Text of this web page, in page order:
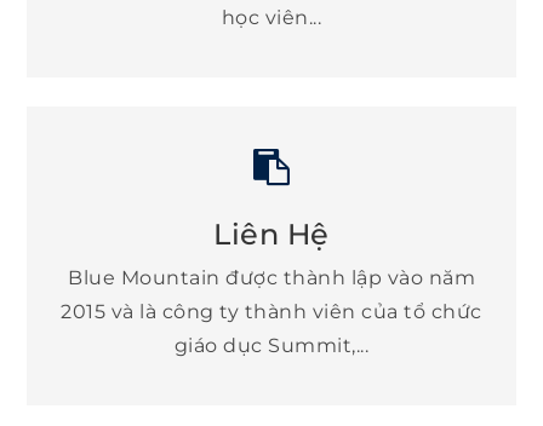
học viên...
Liên Hệ
Blue Mountain được thành lập vào năm
2015 và là công ty thành viên của tổ chức
giáo dục Summit,...